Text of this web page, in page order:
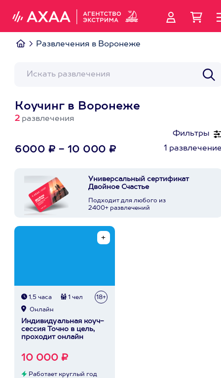
Развлечения в Воронеже
Коучинг в Воронеже
2 развлечения
Фильтры
6000 ₽ - 10 000 ₽ 1
Универсальный сертификат
Двойное Счастье
Подходит для любого из
2400+ развлечений
1,5 часа 1 чел 18+
Онлайн
Индивидуальная коуч-
сессия Точно в цель,
проходит онлайн
10 000 ₽
Работает круглый год